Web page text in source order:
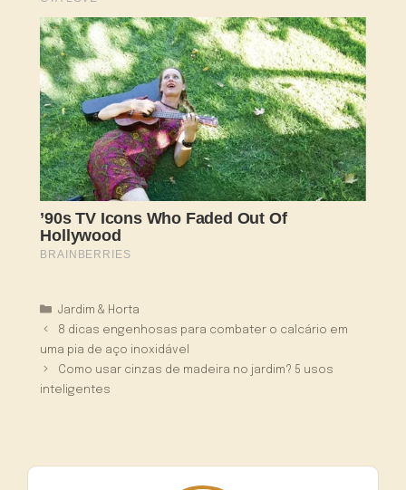
Categorias
Jardim & Horta
8 dicas engenhosas para combater o calcário em
uma pia de aço inoxidável
Como usar cinzas de madeira no jardim? 5 usos
inteligentes